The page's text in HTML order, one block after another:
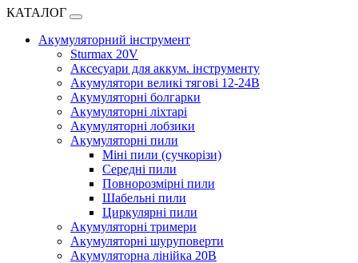
КАТАЛОГ
Акумуляторний інструмент
Sturmax 20V
Аксесуари для аккум. інструменту
Акумулятори великі тягові 12-24В
Акумуляторні болгарки
Акумуляторні ліхтарі
Акумуляторні лобзики
Акумуляторні пили
Міні пили (сучкорізи)
Середні пили
Повнорозмірні пили
Шабельні пили
Циркулярні пили
Акумуляторні тримери
Акумуляторні шуруповерти
Акумуляторна лінійка 20В